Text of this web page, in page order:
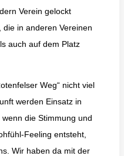
Verein gelockt
in anderen Vereinen
auch auf dem Platz
Weg“ nicht viel
werden Einsatz in
die Stimmung und
Feeling entsteht,
Wir haben da mit der